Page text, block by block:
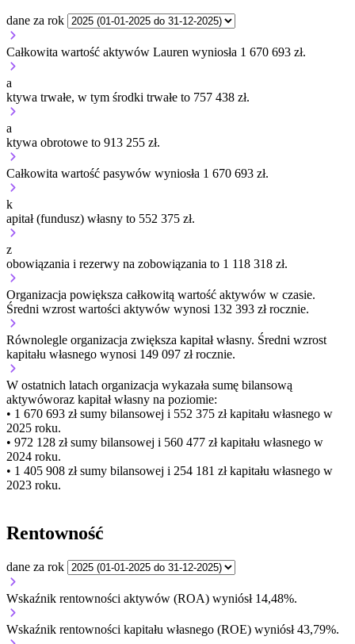
dane za rok
Całkowita wartość aktywów Lauren wyniosła 1 670 693 zł.
a
ktywa trwałe, w tym środki trwałe to 757 438 zł.
a
ktywa obrotowe to 913 255 zł.
Całkowita wartość pasywów wyniosła 1 670 693 zł.
k
apitał (fundusz) własny to 552 375 zł.
z
obowiązania i rezerwy na zobowiązania to 1 118 318 zł.
Organizacja powiększa całkowitą wartość aktywów w czasie.
Średni wzrost wartości aktywów wynosi 132 393 zł rocznie.
Równolegle organizacja zwiększa kapitał własny. Średni wzrost
kapitału własnego wynosi 149 097 zł rocznie.
W ostatnich latach organizacja wykazała sumę bilansową
aktywóworaz kapitał własny na poziomie:
• 1 670 693 złsumy bilansowej i 552 375 zł kapitału własnego w
2025 roku.
• 972 128 złsumy bilansowej i 560 477 zł kapitału własnego w
2024 roku.
• 1 405 908 złsumy bilansowej i 254 181 zł kapitału własnego w
2023 roku.
Rentowność
dane za rok
Wskaźnik rentowności aktywów (ROA) wyniósł 14,48%.
Wskaźnik rentowności kapitału własnego (ROE) wyniósł 43,79%.